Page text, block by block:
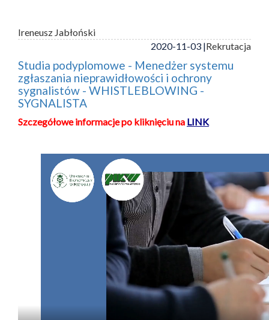
Ireneusz Jabłoński
2020-11-03 |Rekrutacja
Studia podyplomowe - Menedżer systemu
zgłaszania nieprawidłowości i ochrony
sygnalistów - WHISTLEBLOWING -
SYGNALISTA
Szczegółowe informacje po kliknięciu na LINK